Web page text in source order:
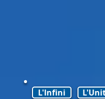
L'Infini